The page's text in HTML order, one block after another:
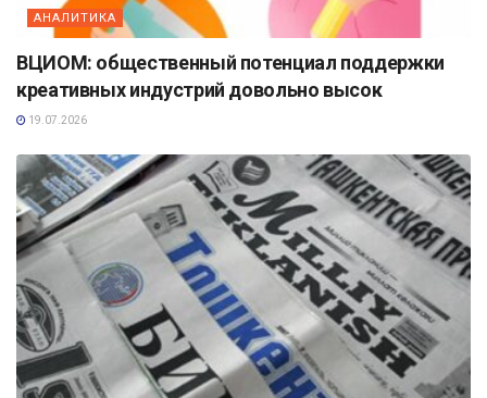
АНАЛИТИКА
ВЦИОМ: общественный потенциал поддержки
креативных индустрий довольно высок
19.07.2026